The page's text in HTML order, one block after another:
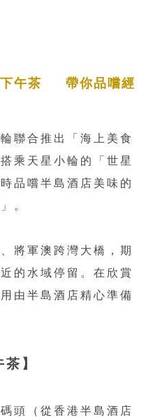
下午茶 帶你品嚐經
聯合推出「海上美食
乘天星小輪的「世星
品嚐半島酒店美味的
。
將軍澳跨灣大橋，期
的水域停留。在欣賞
由半島酒店精心準備
】
頭（從香港半島酒店